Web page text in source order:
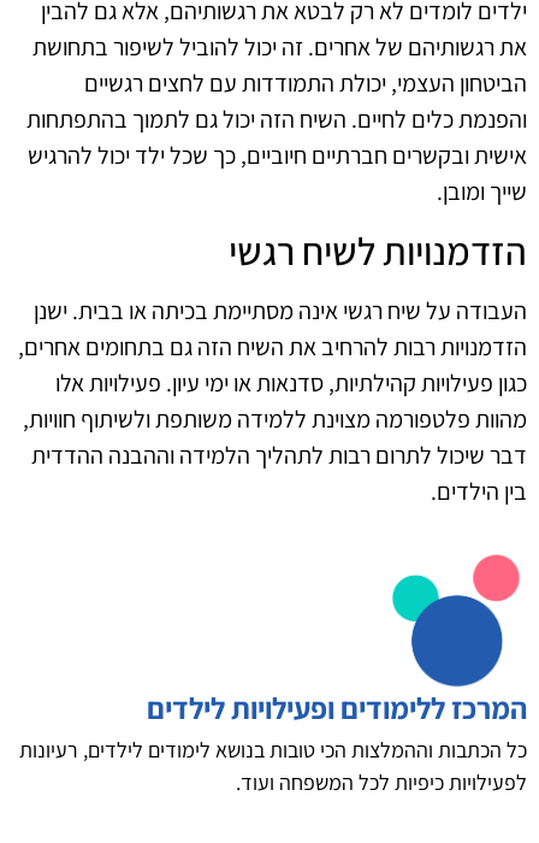
ילדים לומדים לא רק לבטא את רגשותיהם, אלא גם להבין
את רגשותיהם של אחרים. זה יכול להוביל לשיפור בתחושת
הביטחון העצמי, יכולת התמודדות עם לחצים רגשיים
והפנמת כלים לחיים. השיח הזה יכול גם לתמוך בהתפתחות
אישית ובקשרים חברתיים חיוביים, כך שכל ילד יכול להרגיש
שייך ומובן.
הזדמנויות לשיח רגשי
העבודה על שיח רגשי אינה מסתיימת בכיתה או בבית. ישנן
הזדמנויות רבות להרחיב את השיח הזה גם בתחומים אחרים,
כגון פעילויות קהילתיות, סדנאות או ימי עיון. פעילויות אלו
מהוות פלטפורמה מצוינת ללמידה משותפת ולשיתוף חוויות,
דבר שיכול לתרום רבות לתהליך הלמידה וההבנה ההדדית
בין הילדים.
המרכז ללימודים ופעילויות לילדים
כל הכתבות וההמלצות הכי טובות בנושא לימודים לילדים, רעיונות
לפעילויות כיפיות לכל המשפחה ועוד.